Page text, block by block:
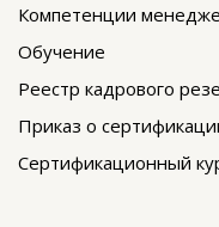
Компетенции
Обучение
Реестр кадрового
Приказ о
Сертификационный